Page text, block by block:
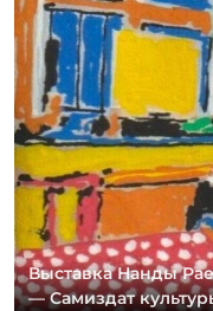
Выставка Нанды
— Самиздат